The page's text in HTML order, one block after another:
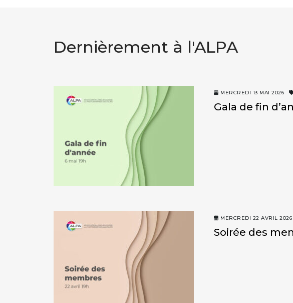
Dernièrement à l'ALPA
MERCREDI 13 MAI 2026
Gala de fin
MERCREDI 22 AVRIL 2026
Soirée des